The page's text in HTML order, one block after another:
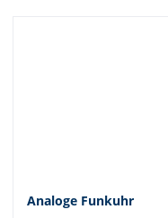
Analoge Funkuhr